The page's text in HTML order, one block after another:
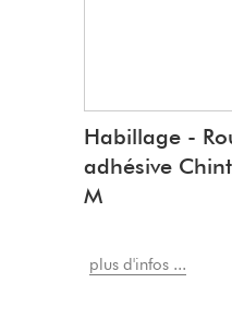
Habillage -
adhésive
M
plus d'infos ...